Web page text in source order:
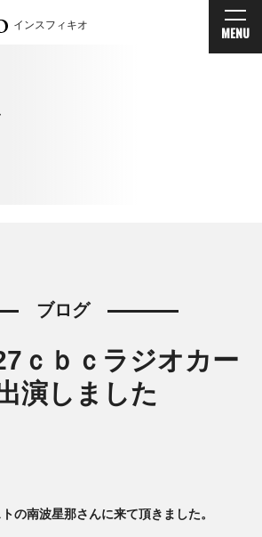
インスフィキオ MENU
ブログ
ｃｂｃラジオカー
演しました
の南波星那さんに来て頂きました。